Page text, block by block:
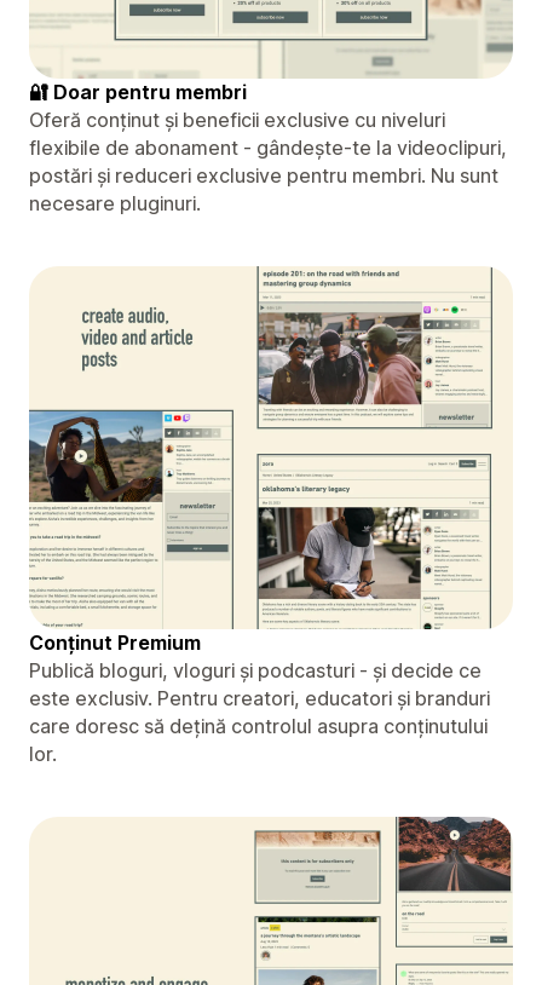
🔐 Doar pentru membri
Oferă conținut și beneficii exclusive cu niveluri
flexibile de abonament - gândește-te la videoclipuri,
postări și reduceri exclusive pentru membri. Nu sunt
necesare pluginuri.
Conținut Premium
Publică bloguri, vloguri și podcasturi - și decide ce
este exclusiv. Pentru creatori, educatori și branduri
care doresc să dețină controlul asupra conținutului
lor.